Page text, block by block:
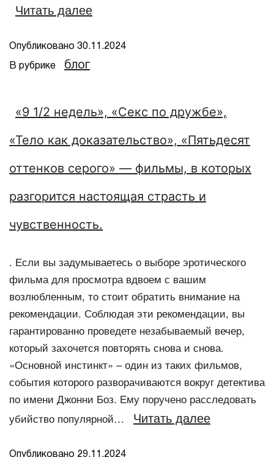
Читать далее
Опубликовано 30.11.2024
В рубрике блог
«9 1/2 недель», «Секс по дружбе»,
«Тело как доказательство», «Пятьдесят
оттенков серого» — фильмы, в которых
разгорится настоящая страсть и
чувственность.
. Если вы задумываетесь о выборе эротического
фильма для просмотра вдвоем с вашим
возлюбленным, то стоит обратить внимание на
рекомендации. Соблюдая эти рекомендации, вы
гарантированно проведете незабываемый вечер,
который захочется повторять снова и снова.
«Основной инстинкт» – один из таких фильмов,
события которого разворачиваются вокруг детектива
по имени Джонни Боз. Ему поручено расследовать
убийство популярной…
Читать далее
Опубликовано 29.11.2024